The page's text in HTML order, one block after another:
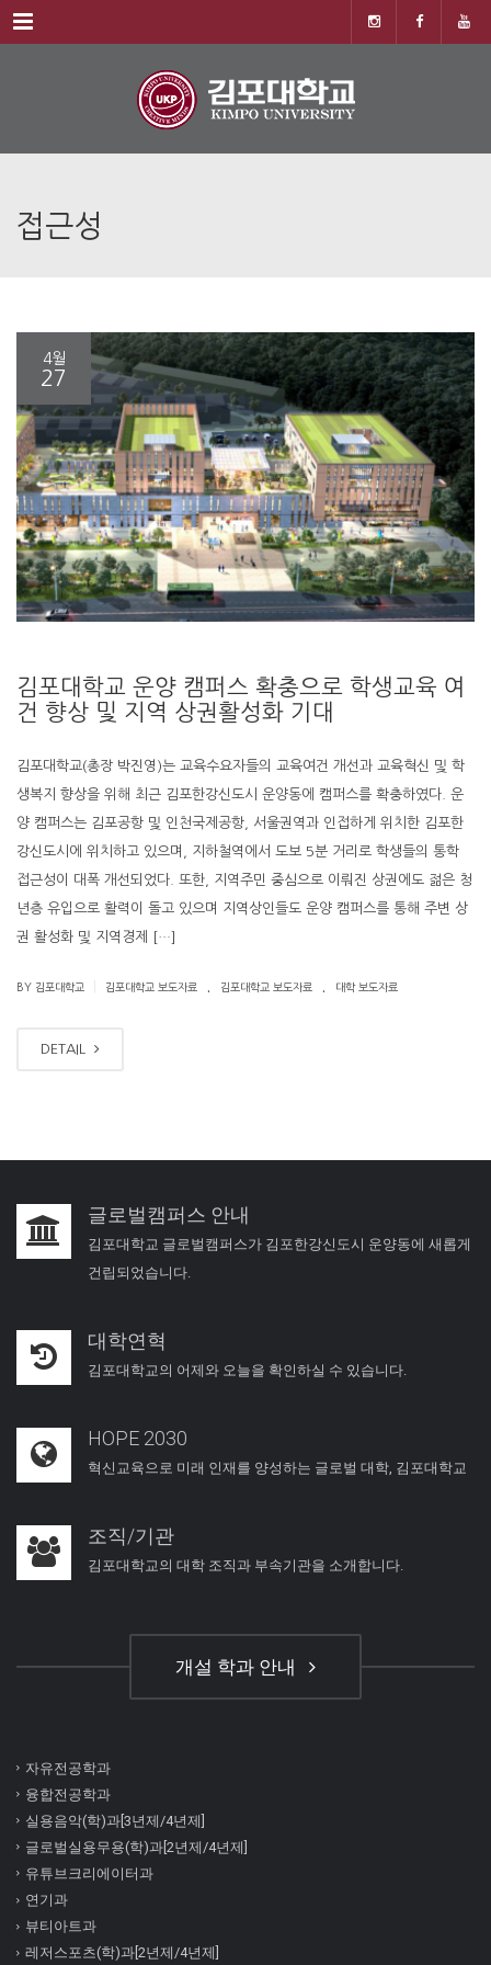
Menu
접근성
4월
27
김포대학교 운양 캠퍼스 확충으로 학생교육 여
건 향상 및 지역 상권활성화 기대
김포대학교(총장 박진영)는 교육수요자들의 교육여건 개선과 교육혁신 및 학
생복지 향상을 위해 최근 김포한강신도시 운양동에 캠퍼스를 확충하였다. 운
양 캠퍼스는 김포공항 및 인천국제공항, 서울권역과 인접하게 위치한 김포한
강신도시에 위치하고 있으며, 지하철역에서 도보 5분 거리로 학생들의 통학
접근성이 대폭 개선되었다. 또한, 지역주민 중심으로 이뤄진 상권에도 젊은 청
년층 유입으로 활력이 돌고 있으며 지역상인들도 운양 캠퍼스를 통해 주변 상
권 활성화 및 지역경제 […]
BY 김포대학교 김포대학교 보도자료 김포대학교 보도자료 대학 보도자료
DETAIL
글로벌캠퍼스 안내
김포대학교 글로벌캠퍼스가 김포한강신도시 운양동에 새롭게
건립되었습니다.
대학연혁
김포대학교의 어제와 오늘을 확인하실 수 있습니다.
HOPE 2030
혁신교육으로 미래 인재를 양성하는 글로벌 대학, 김포대학교
조직/기관
김포대학교의 대학 조직과 부속기관을 소개합니다.
개설 학과 안내
자유전공학과
융합전공학과
실용음악(학)과[3년제/4년제]
글로벌실용무용(학)과[2년제/4년제]
유튜브크리에이터과
연기과
뷰티아트과
레저스포츠(학)과[2년제/4년제]